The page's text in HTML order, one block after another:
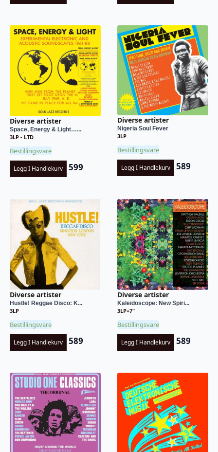
Diverse artister
Space, Energy & Light…...
3LP - LTD
Bestillingsvare
Legg I Handlekurv 599
Diverse artister
Nigeria Soul Fever
3LP
Bestillingsvare
Legg I Handlekurv 589
Diverse artister
Hustle! Reggae Disco: K...
3LP
Bestillingsvare
Legg I Handlekurv 589
Diverse artister
Kaleidoscope: New Spiri...
3LP+7"
Bestillingsvare
Legg I Handlekurv 589